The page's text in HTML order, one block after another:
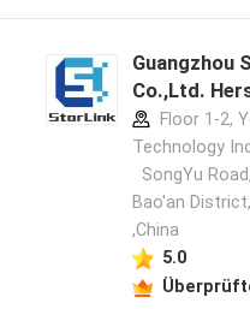
Guangzhou
Co.,Ltd.
Floor 1-2,
Technology
SongYu
Bao'an
,China
5.0